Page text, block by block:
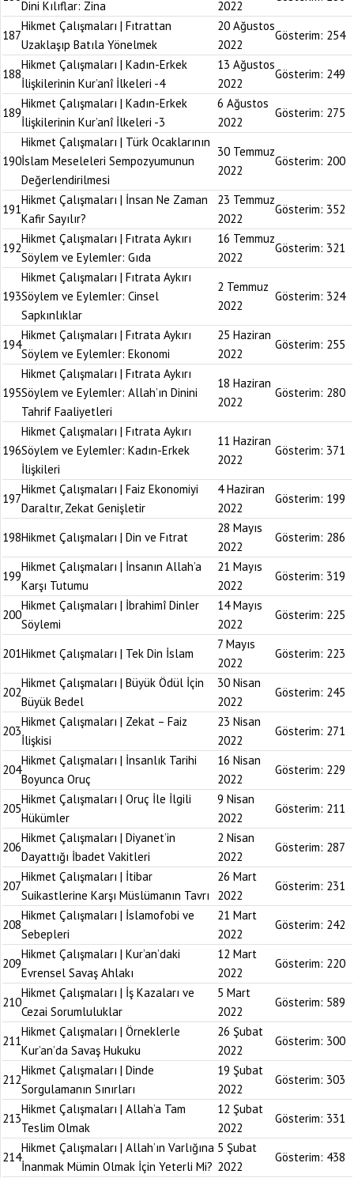
Dini Kılıflar: Zina 2022
187
Hikmet Çalışmaları | Fıtrattan
Uzaklaşıp Batıla Yönelmek
20 Ağustos
2022
Gösterim: 254
188
Hikmet Çalışmaları | Kadın-Erkek
İlişkilerinin Kur’anî İlkeleri -4
13 Ağustos
2022
Gösterim: 249
189
Hikmet Çalışmaları | Kadın-Erkek
İlişkilerinin Kur’anî İlkeleri -3
6 Ağustos
2022
Gösterim: 275
190
Hikmet Çalışmaları | Türk Ocaklarının
İslam Meseleleri Sempozyumunun
Değerlendirilmesi
30 Temmuz
2022
Gösterim: 200
191
Hikmet Çalışmaları | İnsan Ne Zaman
Kafir Sayılır?
23 Temmuz
2022
Gösterim: 352
192
Hikmet Çalışmaları | Fıtrata Aykırı
Söylem ve Eylemler: Gıda
16 Temmuz
2022
Gösterim: 321
193
Hikmet Çalışmaları | Fıtrata Aykırı
Söylem ve Eylemler: Cinsel
Sapkınlıklar
2 Temmuz
2022
Gösterim: 324
194
Hikmet Çalışmaları | Fıtrata Aykırı
Söylem ve Eylemler: Ekonomi
25 Haziran
2022
Gösterim: 255
195
Hikmet Çalışmaları | Fıtrata Aykırı
Söylem ve Eylemler: Allah’ın Dinini
Tahrif Faaliyetleri
18 Haziran
2022
Gösterim: 280
196
Hikmet Çalışmaları | Fıtrata Aykırı
Söylem ve Eylemler: Kadın-Erkek
İlişkileri
11 Haziran
2022
Gösterim: 371
197
Hikmet Çalışmaları | Faiz Ekonomiyi
Daraltır, Zekat Genişletir
4 Haziran
2022
Gösterim: 199
198Hikmet Çalışmaları | Din ve Fıtrat
28 Mayıs
2022
Gösterim: 286
199
Hikmet Çalışmaları | İnsanın Allah’a
Karşı Tutumu
21 Mayıs
2022
Gösterim: 319
200
Hikmet Çalışmaları | İbrahimî Dinler
Söylemi
14 Mayıs
2022
Gösterim: 225
201Hikmet Çalışmaları | Tek Din İslam
7 Mayıs
2022
Gösterim: 223
202
Hikmet Çalışmaları | Büyük Ödül İçin
Büyük Bedel
30 Nisan
2022
Gösterim: 245
203
Hikmet Çalışmaları | Zekat – Faiz
İlişkisi
23 Nisan
2022
Gösterim: 271
204
Hikmet Çalışmaları | İnsanlık Tarihi
Boyunca Oruç
16 Nisan
2022
Gösterim: 229
205
Hikmet Çalışmaları | Oruç İle İlgili
Hükümler
9 Nisan
2022
Gösterim: 211
206
Hikmet Çalışmaları | Diyanet’in
Dayattığı İbadet Vakitleri
2 Nisan
2022
Gösterim: 287
207
Hikmet Çalışmaları | İtibar
Suikastlerine Karşı Müslümanın Tavrı
26 Mart
2022
Gösterim: 231
208
Hikmet Çalışmaları | İslamofobi ve
Sebepleri
21 Mart
2022
Gösterim: 242
209
Hikmet Çalışmaları | Kur’an’daki
Evrensel Savaş Ahlakı
12 Mart
2022
Gösterim: 220
210
Hikmet Çalışmaları | İş Kazaları ve
Cezai Sorumluluklar
5 Mart
2022
Gösterim: 589
211
Hikmet Çalışmaları | Örneklerle
Kur’an’da Savaş Hukuku
26 Şubat
2022
Gösterim: 300
212
Hikmet Çalışmaları | Dinde
Sorgulamanın Sınırları
19 Şubat
2022
Gösterim: 303
213
Hikmet Çalışmaları | Allah’a Tam
Teslim Olmak
12 Şubat
2022
Gösterim: 331
214
Hikmet Çalışmaları | Allah’ın Varlığına
İnanmak Mümin Olmak İçin Yeterli Mi?
5 Şubat
2022
Gösterim: 438